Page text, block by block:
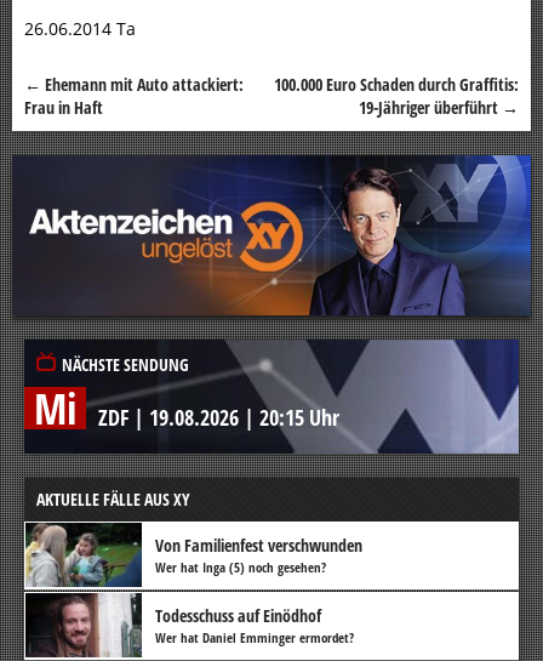
26.06.2014 Ta
Beitragsnavigation
← Ehemann mit Auto attackiert:
Frau in Haft
100.000 Euro Schaden durch Graffitis:
19-Jähriger überführt →
NÄCHSTE SENDUNG
Mi ZDF | 19.08.2026 | 20:15 Uhr
AKTUELLE FÄLLE AUS XY
Von Familienfest verschwunden
Wer hat Inga (5) noch gesehen?
Todesschuss auf Einödhof
Wer hat Daniel Emminger ermordet?